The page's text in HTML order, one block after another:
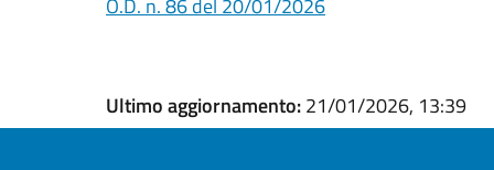
O.D. n. 86 del 20/01/2026
Ultimo aggiornamento:21/01/2026, 13:39